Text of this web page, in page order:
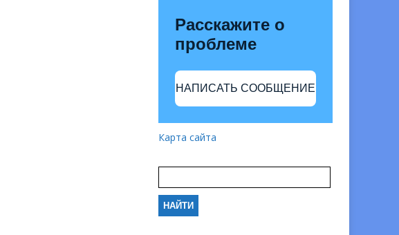
Расскажите о
проблеме
НАПИСАТЬ СООБЩЕНИЕ
Карта сайта